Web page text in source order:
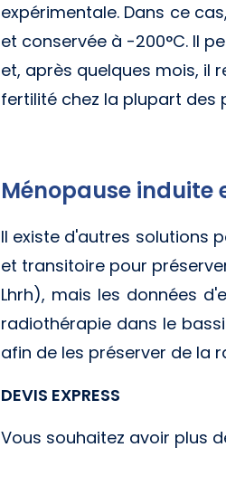
expérimentale. Dans ce
et conservée à -200°C. Il
et, après quelques mois, il
fertilité chez la plupart des
Ménopause induite
Il existe d'autres solutions
et transitoire pour
Lhrh), mais les données
radiothérapie dans le
afin de les préserver de la
DEVIS EXPRESS
Vous souhaitez avoir plus